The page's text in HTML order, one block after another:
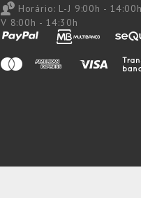
Horário: L-J 9:00h -
V 8:00h - 14:30h